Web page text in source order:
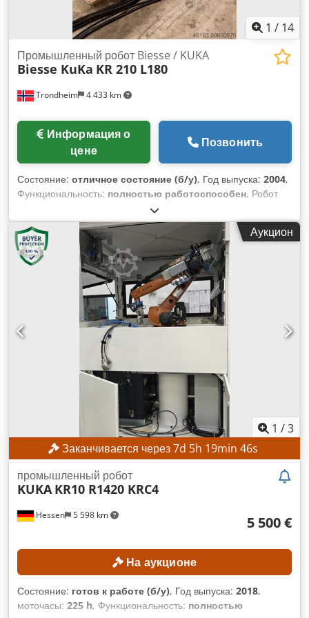
1 / 14
Trondheim 4 433 km
Промышленный робот Biesse / KUKA
Biesse KuKa KR 210 L180
цене
Позвонить
Состояние: отличное состояние (б/у), Год выпуска: 2004,
Функциональность: полностью работоспособен, Робот
KuKa с оборудованием для обработки Biesse RBO и
Schmaltz. Производство: Biesse - RBO Csdpfx Ahjxy
Aftehoha - Контроллер KuKa KRC-2 - Программное
обеспечение KuKa 4.1.7 - Стол для указания референтной
точки для панелей. - Балка длиной 4 метра с кареткой для
перемещения по оси X, параллельно оси X станка -
Вакуумная система Schmaltz - Отдельный электрический
шкаф для робота и отдельный шкаф для управления
обработкой RBO. Данная ячейка робота была подключена к
станку Biesse Rover до 10.11.2025 для обработки панелей
на станок и обратно. Все функции робота полностью
работоспособны. Смотрите видео: youtube.com/watch?
v=cT5JA-PGM-c. Продажа в связи с закрытием завода.
Обязательно ознакомьтесь с видео. Rekman Maskin &
Service – обслуживание станков с ЧПУ с 1986 года.
Аукцион
1 /3
Заканчивается через7d 5h 19min 45s
Hessen 5 598 km
промышленный робот
KUKA KR10 R1420 KRC4
5 500 €
На аукционе
Состояние: готов к работе (б/у), Год выпуска: 2018,
моточасы: 225 h, Функциональность: полностью